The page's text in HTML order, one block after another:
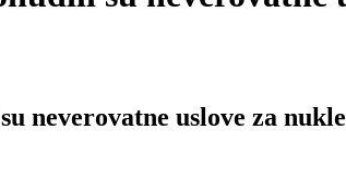
neverovatne uslove za